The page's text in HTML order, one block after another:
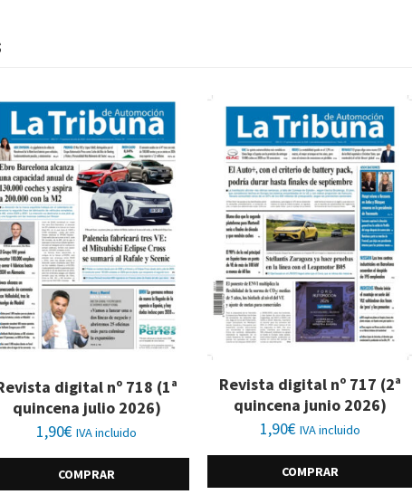
digital nº 718 (1ª
quincena julio 2026)
1,90€ IVA incluido
COMPRAR
Revista digital nº 717 (2ª
quincena junio 2026)
1,90€ IVA incluido
COMPRAR